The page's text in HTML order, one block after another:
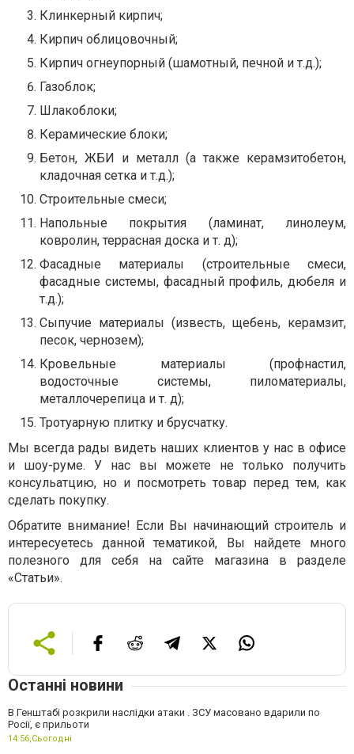
Клинкерный кирпич;
Кирпич облицовочный;
Кирпич огнеупорный (шамотный, печной и т.д.);
Газоблок;
Шлакоблоки;
Керамические блоки;
Бетон, ЖБИ и металл (а также керамзитобетон,
кладочная сетка и т.д.);
Строительные смеси;
Напольные покрытия (ламинат, линолеум,
ковролин, террасная доска и т. д);
Фасадные материалы (строительные смеси,
фасадные системы, фасадный профиль, дюбеля и
т.д.);
Сыпучие материалы (известь, щебень, керамзит,
песок, чернозем);
Кровельные материалы (профнастил,
водосточные системы, пиломатериалы,
металлочерепица и т. д);
Тротуарную плитку и брусчатку.
Мы всегда рады видеть наших клиентов у нас в офисе
и шоу-руме. У нас вы можете не только получить
консульатцию, но и посмотреть товар перед тем, как
сделать покупку.
Обратите внимание! Если Вы начинающий строитель и
интересуетесь данной тематикой, Вы найдете много
полезного для себя на сайте магазина в разделе
«Статьи».
Останні новини
В Генштабі розкрили наслідки атаки . ЗСУ масовано вдарили по
Росії, є прильоти
14:56,Сьогодні